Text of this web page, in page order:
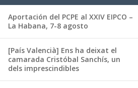
Aportación del PCPE al XXIV EIPCO –
La Habana, 7-8 agosto
[País Valencià] Ens ha deixat el
camarada Cristóbal Sanchís, un
dels imprescindibles